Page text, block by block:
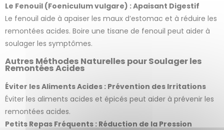
Le Fenouil (Foeniculum vulgare) : Apaisant Digestif
Le fenouil aide à apaiser les maux d’estomac et à réduire les
remontées acides. Boire une tisane de fenouil peut aider à
soulager les symptômes.
Autres Méthodes Naturelles pour Soulager les
Remontées Acides
Éviter les Aliments Acides : Prévention des Irritations
Éviter les aliments acides et épicés peut aider à prévenir les
remontées acides.
Petits Repas Fréquents : Réduction de la Pression